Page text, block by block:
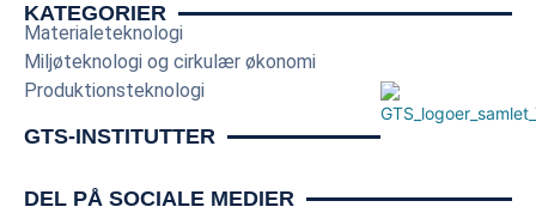
KATEGORIER
Materialeteknologi
Miljøteknologi og cirkulær økonomi
Produktionsteknologi
GTS-INSTITUTTER
DEL PÅ SOCIALE MEDIER